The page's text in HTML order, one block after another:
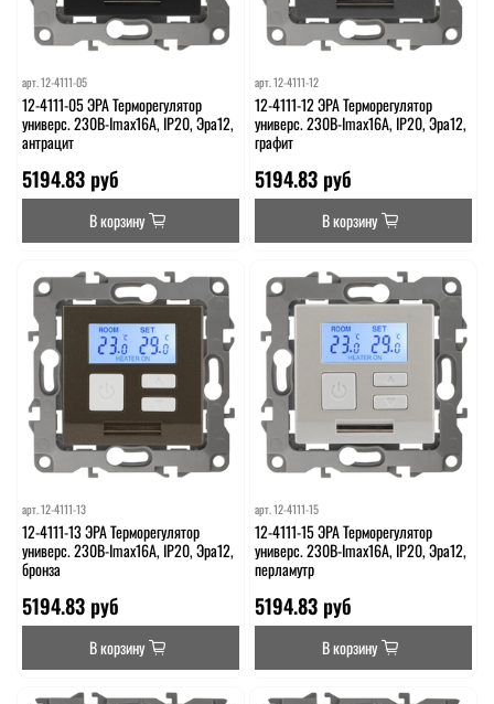
арт.12-4111-05
12-4111-05 ЭРА Терморегулятор
универс. 230В-Imax16А, IP20, Эра12,
антрацит
5194.83 руб
В корзину
арт. 12-4111-12
12-4111-12 ЭРА Терморегулятор
универс. 230В-Imax16А, IP20, Эра12,
графит
5194.83 руб
В корзину
арт.12-4111-13
12-4111-13 ЭРА Терморегулятор
универс. 230В-Imax16А, IP20, Эра12,
бронза
5194.83 руб
В корзину
арт. 12-4111-15
12-4111-15 ЭРА Терморегулятор
универс. 230В-Imax16А, IP20, Эра12,
перламутр
5194.83 руб
В корзину